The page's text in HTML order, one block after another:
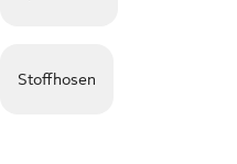
Stoffhosen